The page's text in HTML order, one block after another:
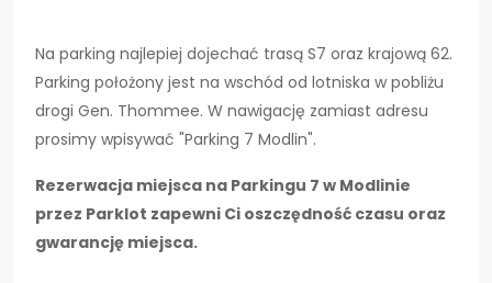
Na parking najlepiej dojechać trasą S7 oraz krajową 62.
Parking położony jest na wschód od lotniska w pobliżu
drogi Gen. Thommee. W nawigację zamiast adresu
prosimy wpisywać "Parking 7 Modlin".
Rezerwacja miejsca na Parkingu 7 w Modlinie
przez Parklot zapewni Ci oszczędność czasu oraz
gwarancję miejsca.